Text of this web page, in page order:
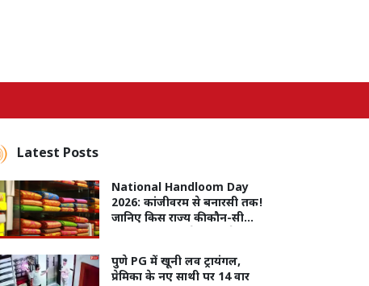
Latest Posts
National Handloom Day
2026: कांजीवरम से बनारसी तक!
जानिए किस राज्य की कौन-सी
पुणे PG में खूनी लव ट्रायंगल,
प्रेमिका के नए साथी पर 14 वार